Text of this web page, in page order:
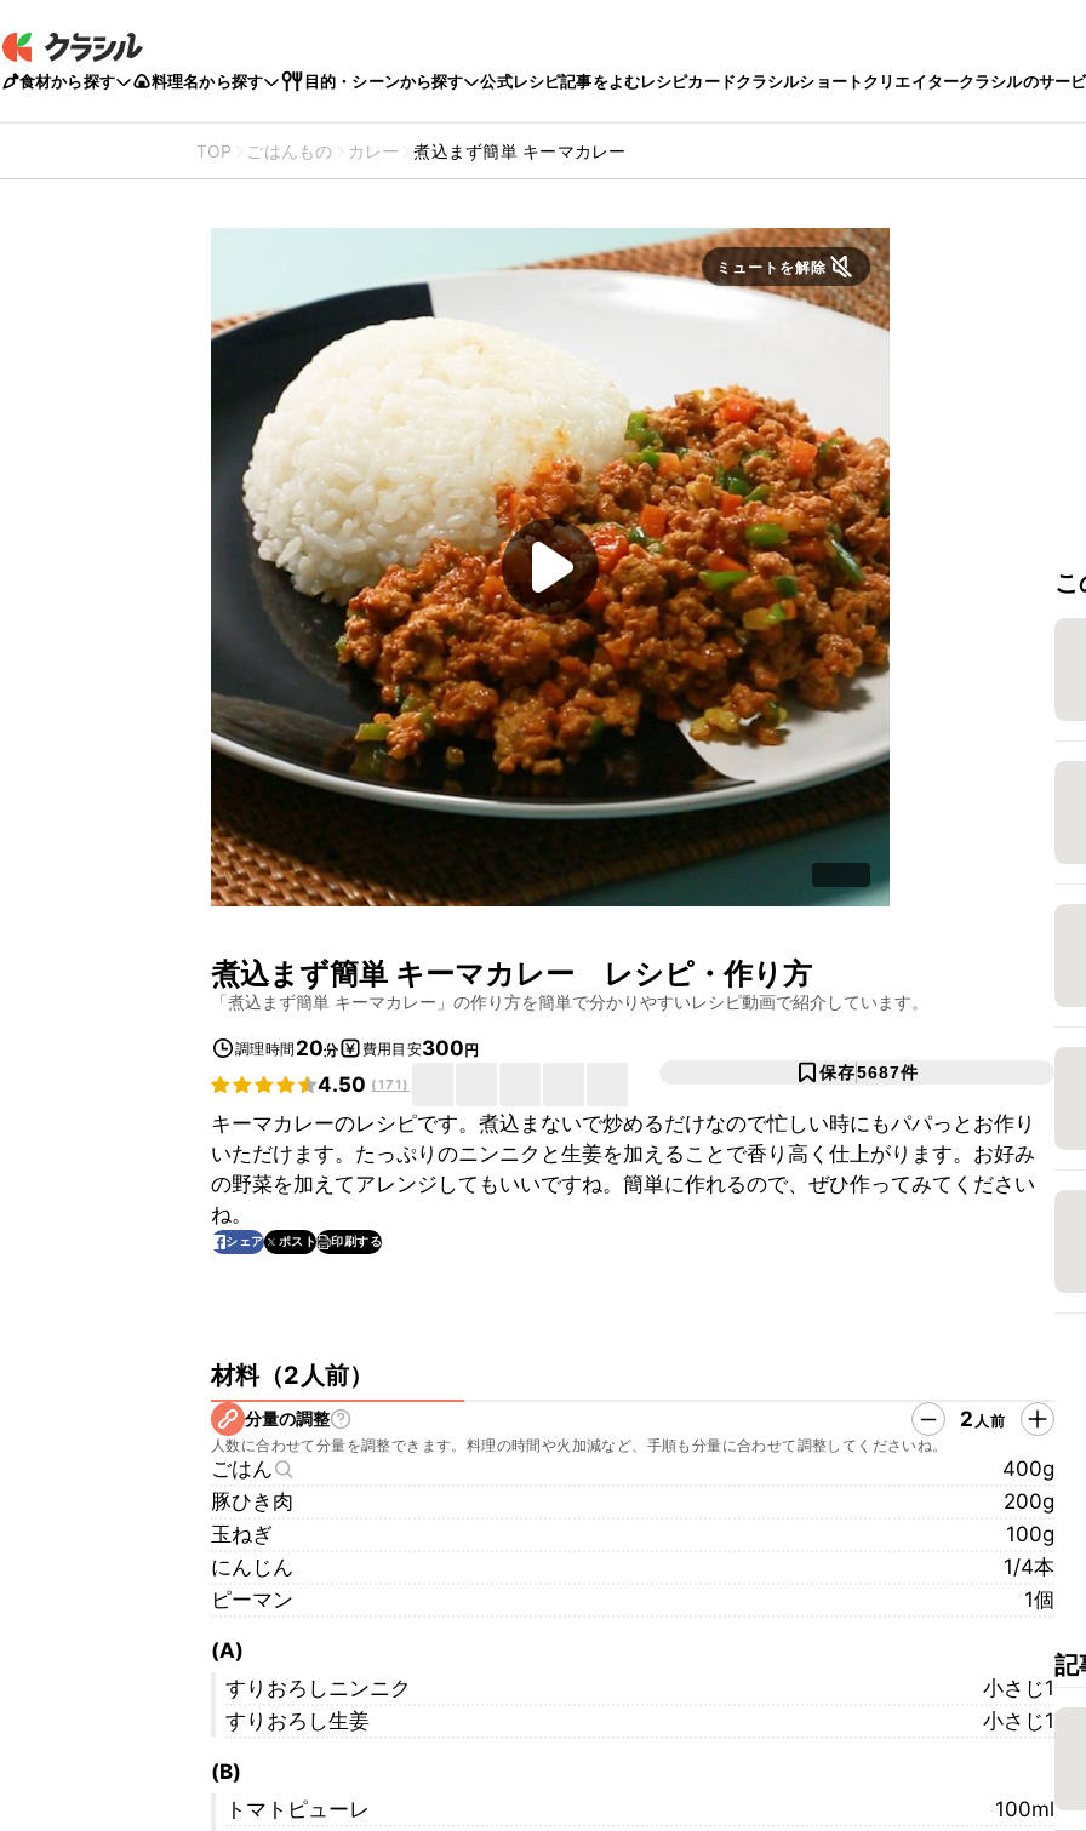
食材から探す 料理名から探す 目的・シーンから探す 公式レシピ記事をよむレシピカードクラシルショートクリエイタークラシルのサー
TOP ごはんもの カレー 煮込まず簡単 キーマカレー
ミュートを解除
煮込まず簡単 キーマカレー レシピ・作り方
「煮込まず簡単 キーマカレー 」の作り方を簡単で分かりやすいレシピ動画で紹介しています。
調理時間 20分 費用目安300円
4.50 (171)
保存5687件
キーマカレーのレシピです。煮込まないで炒めるだけなので忙しい時にもパパっとお作り
いただけます。たっぷりのニンニクと生姜を加えることで香り高く仕上がります。お好み
の野菜を加えてアレンジしてもいいですね。簡単に作れるので、ぜひ作ってみてください
ね。
シェア ポスト 印刷する
材料（2人前）
分量の調整 2 人前
人数に合わせて分量を調整できます。料理の時間や火加減など、手順も分量に合わせて調整してくださいね。
ごはん
400g
豚ひき肉
200g
玉ねぎ
100g
にんじん
1/4本
ピーマン
1個
(A)
すりおろしニンニク
小さじ1
すりおろし生姜
小さじ1
(B)
トマトピューレ
100ml
記